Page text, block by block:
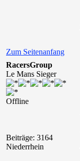
Zum Seitenanfang
RacersGroup
Le Mans Sieger
Offline
Beiträge: 3164
Niederrhein